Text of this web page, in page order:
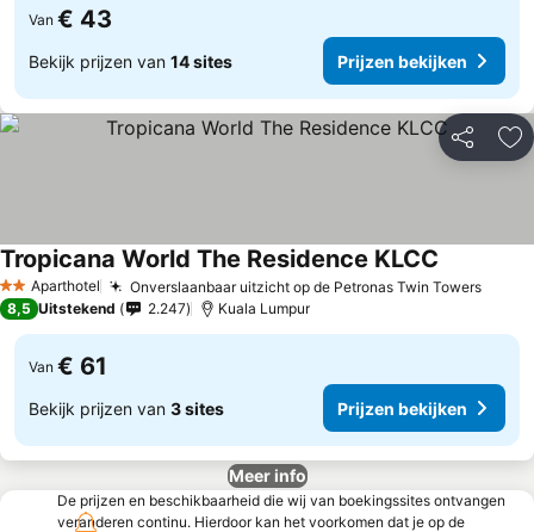
Van € 43
Bekijk prijzen van 14 sites Prijzen bekijken
Delen
2 SterrenAparthotel Onverslaanbaar uitzicht op de Petronas Twin Towers
Tropicana World The Residence KLCC
8,5 Uitstekend 2.247 Kuala Lumpur
Van € 61
Bekijk prijzen van 3 sites Prijzen bekijken
Meer info
De prijzen en beschikbaarheid die wij van boekingssites ontvangen
veranderen continu. Hierdoor kan het voorkomen dat je op de